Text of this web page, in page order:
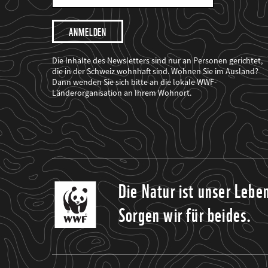
Mail
Adresse
Ich
möchte,
dass
der
WWF
mich
über
seine
Projekte
informiert.
Die Inhalte des Newsletters sind nur an Personen gerichtet,
die in der Schweiz wohnhaft sind. Wohnen Sie im Ausland?
Dann wenden Sie sich bitte an die lokale WWF-
Länderorganisation an Ihrem Wohnort.
Die Natur ist unser
Sorgen wir für beides.